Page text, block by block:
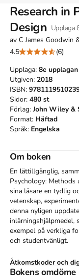
Research in
Design Upplaga
av C James Goodwin
4.5
(6)
Upplaga: 8e upplagan
Utgiven: 2018
ISBN:
Sidor: 480 st
Förlag:John Wiley &
Format: Häftad
Språk: Engelska
Om boken
En lättillgänglig,
Psychology:
sina läsare en tydlig
vetenskap,
denna nyligen
exempel på verkliga
och studentvänligt.
Åtkomstkoder och
med begagnade
Bokens omdöme